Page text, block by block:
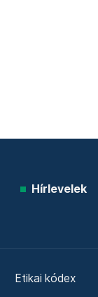
Hírlevelek
Etikai kódex